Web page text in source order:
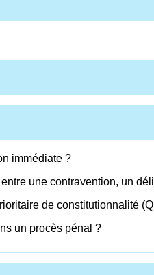
immédiate ?
une contravention, un
de constitutionnalité
un procès pénal ?